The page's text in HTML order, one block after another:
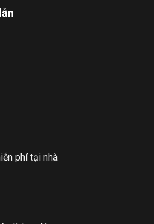
phí tại nhà